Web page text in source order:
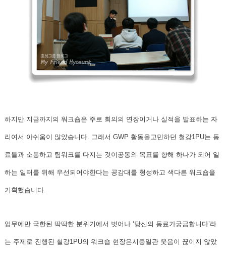
하지만 지금까지의 워크숍은 주로 회의의 연장이거나 실적을 발표하는 자
리여서 아쉬움이 많았습니다. 그래서 GWP 활동을고민하던 철강1PU는 동
료들과 소통하고 팀워크를 다지는 것이공동의 목표를 향해 하나가 되어 일
하는 일터를 위해 우선되어야한다는 공감대를 형성하고 색다른 워크숍을
기획했습니다.
업무에만 국한된 딱딱한 분위기에서 벗어나 ‘당신의 동료가궁금합니다’라
는 주제로 진행된 철강1PU의 워크숍 현장은시종일관 웃음이 끊이지 않았